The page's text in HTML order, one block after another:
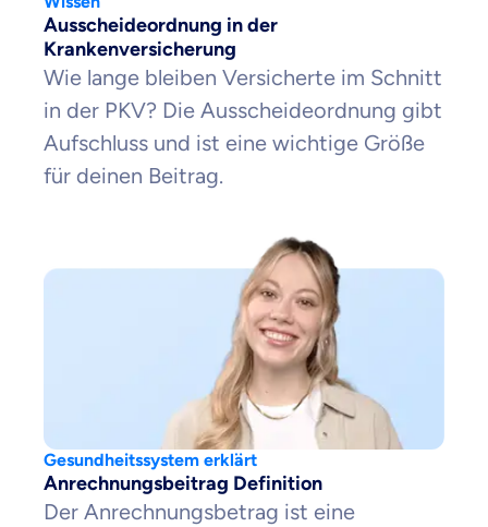
Ausscheideordnung in der
Krankenversicherung
Wie lange bleiben Versicherte im Schnitt
in der PKV? Die Ausscheideordnung gibt
Aufschluss und ist eine wichtige Größe
für deinen Beitrag.
Gesundheitssystem erklärt
Anrechnungsbeitrag Definition
Der Anrechnungsbetrag ist eine
Zahnzusatz
Versicherung
Krankenhaus
Versicherung
Mit dem Abschicken meiner Daten erkläre ich meine
Weiter zu deinen Informationen